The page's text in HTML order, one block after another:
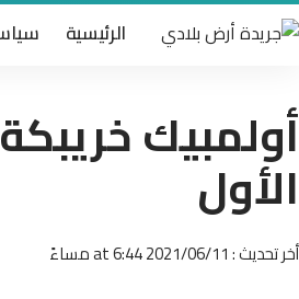
الرئيسية
أولمبيك
الأول
أخر تحديث : 2021/06/11 at 6:44 مساءً